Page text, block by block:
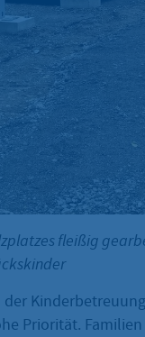
fleißig
Priorität.